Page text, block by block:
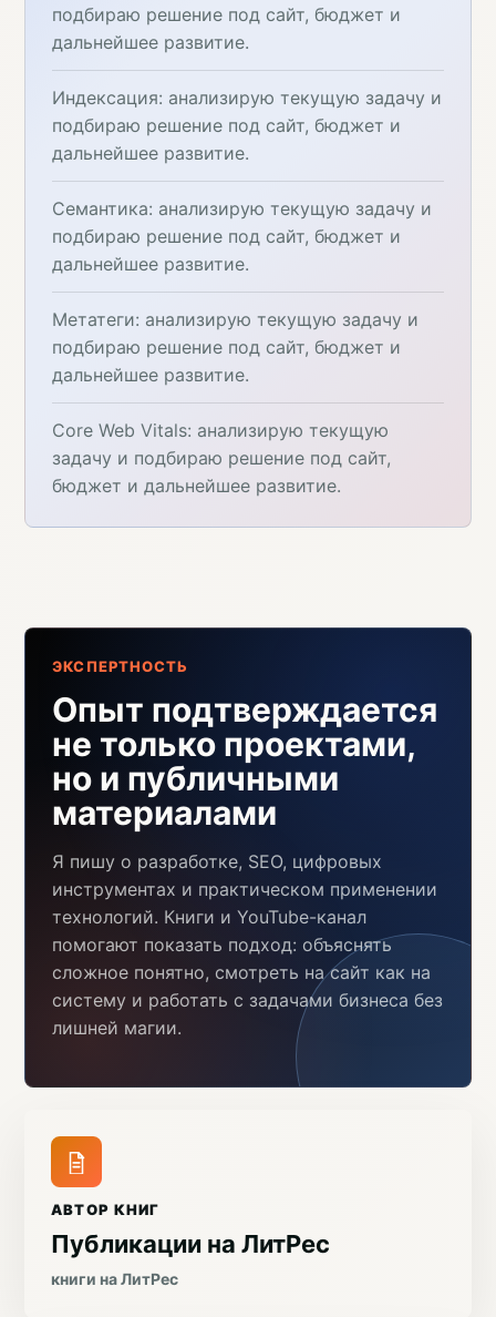
подбираю решение под сайт, бюджет и
дальнейшее развитие.
Индексация: анализирую текущую задачу и
подбираю решение под сайт, бюджет и
дальнейшее развитие.
Семантика: анализирую текущую задачу и
подбираю решение под сайт, бюджет и
дальнейшее развитие.
Метатеги: анализирую текущую задачу и
подбираю решение под сайт, бюджет и
дальнейшее развитие.
Core Web Vitals: анализирую текущую
задачу и подбираю решение под сайт,
бюджет и дальнейшее развитие.
ЭКСПЕРТНОСТЬ
Опыт подтверждается
не только проектами,
но и публичными
материалами
Я пишу о разработке, SEO, цифровых
инструментах и практическом применении
технологий. Книги и YouTube-канал
помогают показать подход: объяснять
сложное понятно, смотреть на сайт как на
систему и работать с задачами бизнеса без
лишней магии.
АВТОР КНИГ
Публикации на ЛитРес
книги на ЛитРес